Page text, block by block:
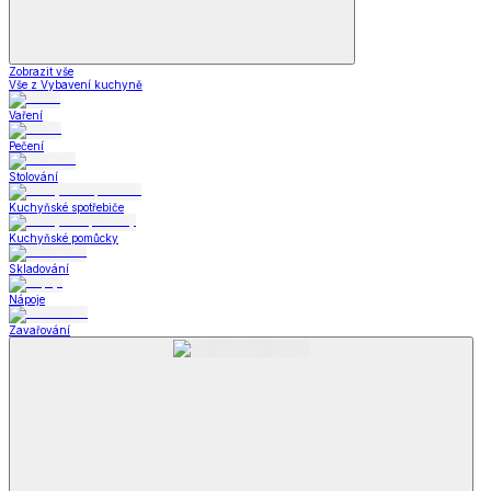
Zobrazit vše
Vše z Vybavení kuchyně
Vaření
Pečení
Stolování
Kuchyňské spotřebiče
Kuchyňské pomůcky
Skladování
Nápoje
Zavařování